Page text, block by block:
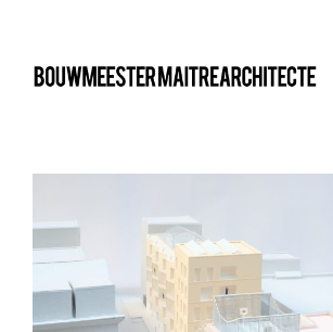
bma